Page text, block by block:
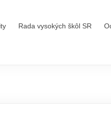
Rada vysokých škôl SR